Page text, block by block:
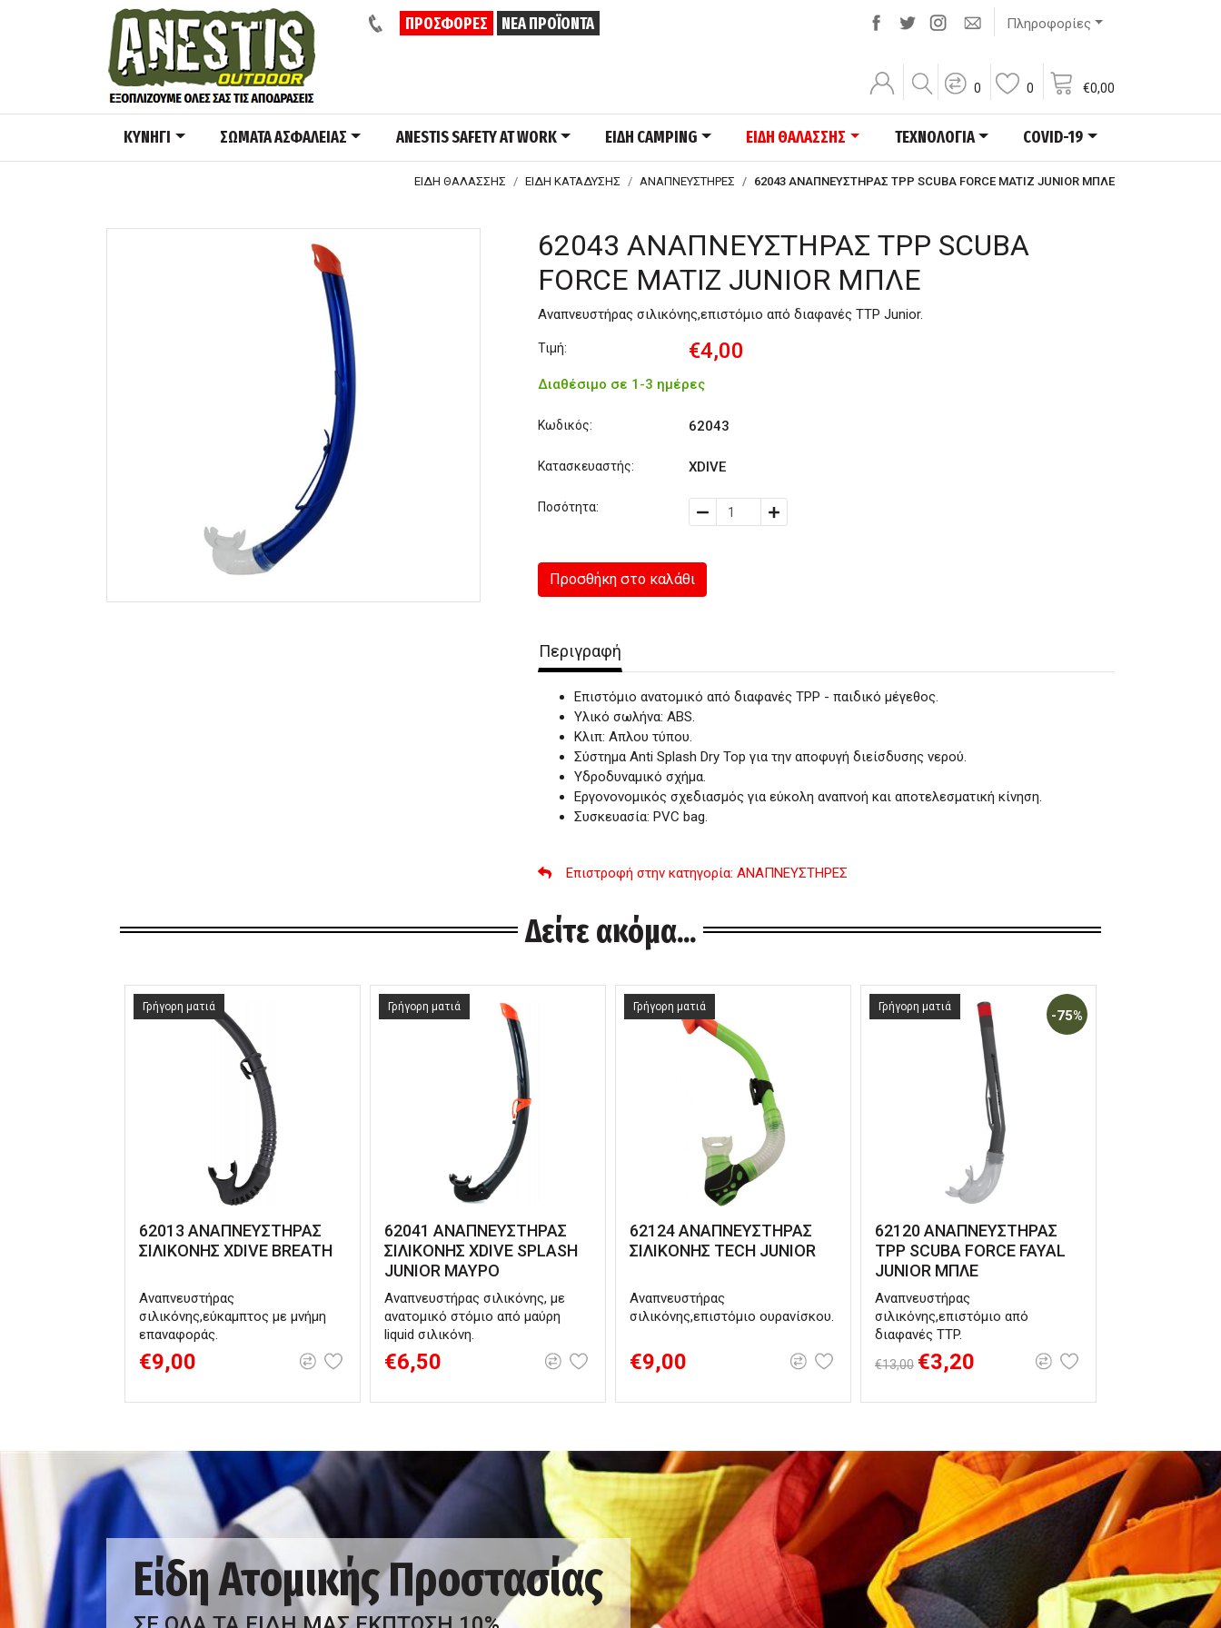
ΠΡΟΣΦΟΡΕΣ ΝΕΑ ΠΡΟΪΟΝΤΑ Πληροφορίες
0 0 €0,00
ΚΥΝΗΓΙ ΣΩΜΑΤΑ ΑΣΦΑΛΕΙΑΣ ANESTIS SAFETY AT WORK ΕΙΔΗ CAMPING ΕΙΔΗ ΘΑΛΑΣΣΗΣ ΤΕΧΝΟΛΟΓΙΑ COVID-19
ΕΙΔΗ ΘΑΛΑΣΣΗΣ ΕΙΔΗ ΚΑΤΑΔΥΣΗΣ ΑΝΑΠΝΕΥΣΤΗΡΕΣ 62043 ΑΝΑΠΝΕΥΣΤΗΡΑΣ TPP SCUBA FORCE MATIZ JUNIOR ΜΠΛΕ
62043 ΑΝΑΠΝΕΥΣΤΗΡΑΣ TPP SCUBA
FORCE MATIZ JUNIOR ΜΠΛΕ
Αναπνευστήρας σιλικόνης,επιστόμιο από διαφανές TTP Junior.
Τιμή: €4,00
Διαθέσιμο σε 1-3 ημέρες
Κωδικός: 62043
Κατασκευαστής: XDIVE
Ποσότητα:
Προσθήκη στο καλάθι
Περιγραφή
Επιστόμιο ανατομικό από διαφανές ΤΡΡ - παιδικό μέγεθος.
Υλικό σωλήνα: ABS.
Κλιπ: Απλου τύπου.
Σύστημα Anti Splash Dry Top για την αποφυγή διείσδυσης νερού.
Υδροδυναμικό σχήμα.
Εργονονομικός σχεδιασμός για εύκολη αναπνοή και αποτελεσματική κίνηση.
Συσκευασία: PVC bag.
Επιστροφή στην κατηγορία: ΑΝΑΠΝΕΥΣΤΗΡΕΣ
Δείτε ακόμα...
62013 ΑΝΑΠΝΕΥΣΤΗΡΑΣ
ΣΙΛΙΚΟΝΗΣ XDIVE BREATH
Αναπνευστήρας
σιλικόνης,εύκαμπτος με μνήμη
επαναφοράς.
€9,00
Γρήγορη ματιά
62041 ΑΝΑΠΝΕΥΣΤΗΡΑΣ
ΣΙΛΙΚΟΝΗΣ XDIVE SPLASH
JUNIOR ΜΑΥΡΟ
Αναπνευστήρας σιλικόνης, με
ανατομικό στόμιο από μαύρη
liquid σιλικόνη.
€6,50
Γρήγορη ματιά
62124 ΑΝΑΠΝΕΥΣΤΗΡΑΣ
ΣΙΛΙΚΟΝΗΣ TECH JUNIOR
Αναπνευστήρας
σιλικόνης,επιστόμιο ουρανίσκου.
€9,00
Γρήγορη ματιά
-75%
62120 ΑΝΑΠΝΕΥΣΤΗΡΑΣ
TPP SCUBA FORCE FAYAL
JUNIOR ΜΠΛΕ
Αναπνευστήρας
σιλικόνης,επιστόμιο από
διαφανές TTP.
€13,00 €3,20
Γρήγορη ματιά
Είδη Ατομικής Προστασίας